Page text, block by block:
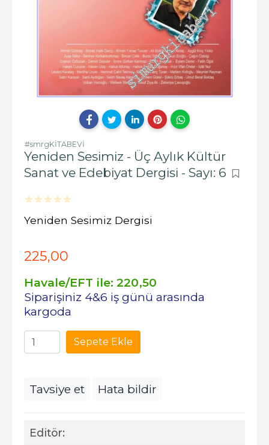
#smrgKİTABEVİ
Yeniden Sesimiz - Üç Aylık Kültür
Sanat ve Edebiyat Dergisi - Sayı: 6
Yeniden Sesimiz Dergisi
Editör:
225,00
Havale/EFT ile: 220,50
Siparişiniz 4&6 iş günü arasında
kargoda
Sepete Ekle
Tavsiye et Hata bildir